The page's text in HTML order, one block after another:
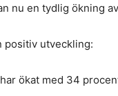
nu en tydlig ökning
positiv utveckling:
ökat med 34